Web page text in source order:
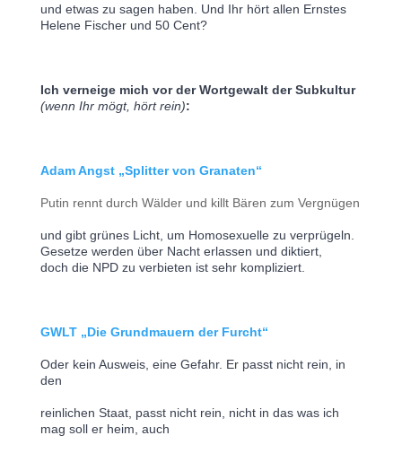
und etwas zu sagen haben. Und Ihr hört allen Ernstes
Helene Fischer und 50 Cent?
Ich verneige mich vor der Wortgewalt der Subkultur
(wenn Ihr mögt, hört rein):
Adam Angst „Splitter von Granaten“
Putin rennt durch Wälder und killt Bären zum Vergnügen
und gibt grünes Licht, um Homosexuelle zu verprügeln.
Gesetze werden über Nacht erlassen und diktiert,
doch die NPD zu verbieten ist sehr kompliziert.
GWLT „Die Grundmauern der Furcht“
Oder kein Ausweis, eine Gefahr. Er passt nicht rein, in
den
reinlichen Staat, passt nicht rein, nicht in das was ich
mag soll er heim, auch